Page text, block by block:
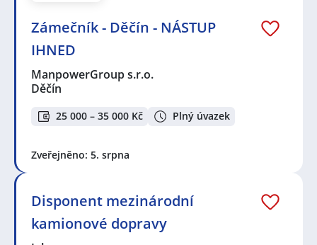
Zámečník - Děčín - NÁSTUP
IHNED
ManpowerGroup s.r.o.
Děčín
25 000 – 35 000 Kč Plný úvazek
Zveřejněno: 5. srpna
Disponent mezinárodní
kamionové dopravy